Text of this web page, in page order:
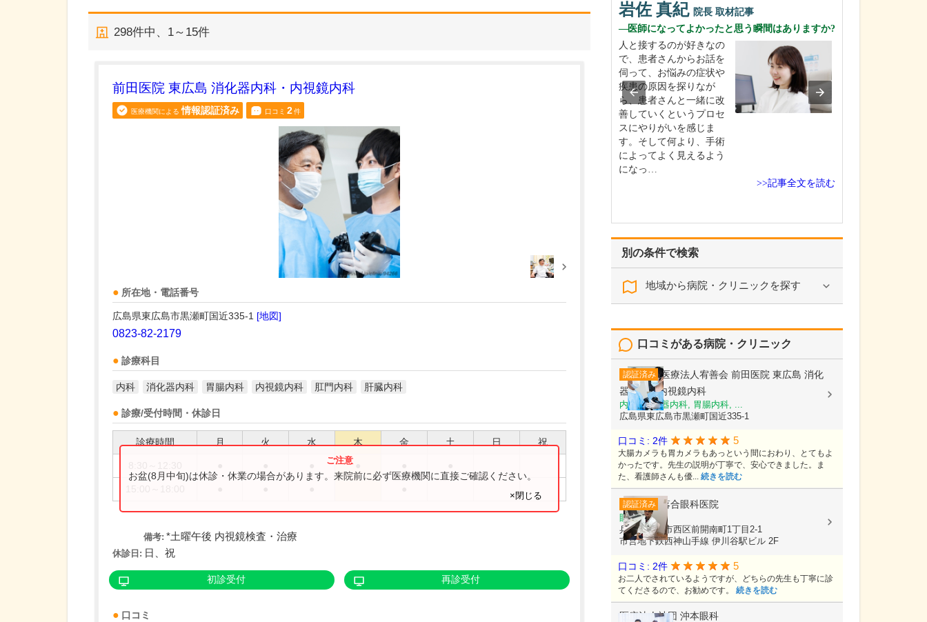
298件中、 1～15件
前田医院 東広島 消化器内科・内視鏡内科
医療機関による 情報認証済み 口コミ 2件
所在地・電話番号
広島県東広島市黒瀬町国近335-1 [地図]
0823-82-2179
診療科目
内科 消化器内科 胃腸内科 内視鏡内科 肛門内科 肝臓内科
診療/受付時間・休診日
診療時間 月 火 水 木 金 土 日 祝
お盆(8月中旬)は休診・休業の場合があります。来院前に必ず医療機関に直接ご確認ください。
×閉じる
備考: *土曜午後 内視鏡検査・治療
休診日: 日、祝
初診受付 再診受付
口コミ
別の条件で検索
地域から病院・クリニックを探す
口コミがある病院・クリニック
認証済み 医療法人宥善会 前田医院 東広島 消化
器内科・内視鏡内科
内科, 消化器内科, 胃腸内科, ...
広島県東広島市黒瀬町国近335-1
口コミ: 2件 5
大腸カメラも胃カメラもあっという間におわり、とてもよ
かったです。先生の説明が丁寧で、安心できました。ま
た、看護師さんも優... 続きを読む
認証済み 落合眼科医院
眼科
兵庫県神戸市西区前開南町1丁目2-1
市営地下鉄西神山手線 伊川谷駅ビル 2F
口コミ: 2件 5
お二人でされているようですが、どちらの先生も丁寧に診
てくださるので、お勧めです。 続きを読む
医療法人社団 沖本眼科
岩佐 真紀 院長 取材記事
医師になってよかったと思う瞬間はありますか?
人と接するのが好きなの
で、患者さんからお話を
伺って、お悩みの症状や
疾患の原因を探りなが
ら、患者さんと一緒に改
善していくというプロセ
スにやりがいを感じま
す。そして何より、手術
によってよく見えるよう
になっ…
>>記事全文を読む
清水 雅行院長取材記事
質や病状、治療の目標に
で漢方薬を処方していま
す。たとえば、がんと診
断…